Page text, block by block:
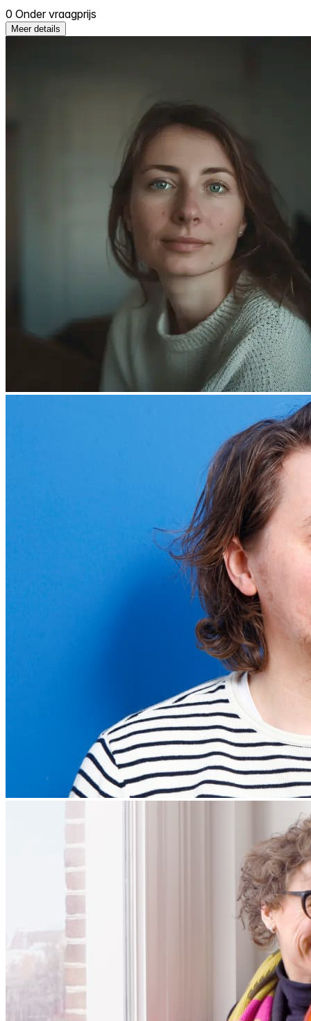
0 Onder vraagprijs
Meer details